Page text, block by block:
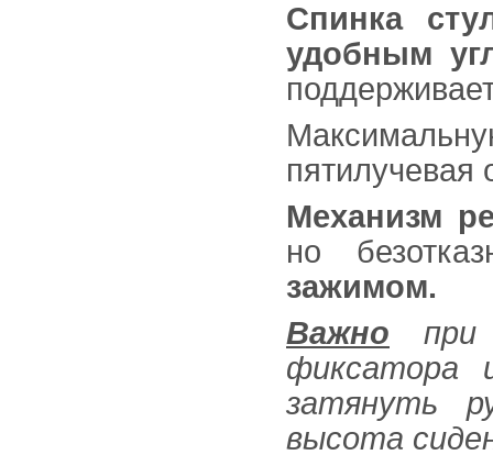
Спинка
удобным
пятилучевая
Механизм
но
зажимом.
Важно при
фиксатора
затянуть
высота